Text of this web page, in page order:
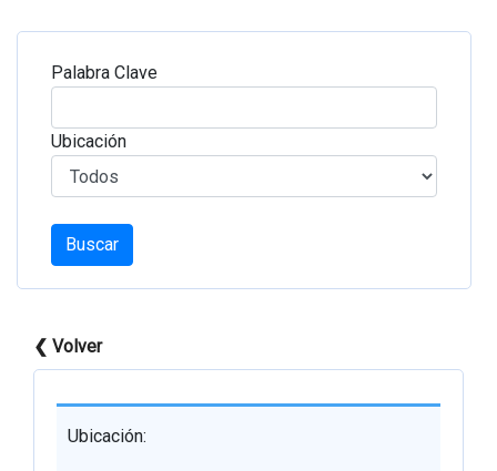
Palabra Clave
Ubicación
Buscar
❮ Volver
Ubicación: